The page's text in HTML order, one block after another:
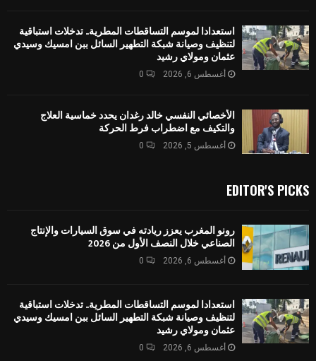
استعدادا لموسم التساقطات المطرية.. تدخلات استباقية
لتنظيف وصيانة شبكة التطهير السائل ببن امسيك وسيدي
عثمان ومولاي رشيد
أغسطس 6, 2026 0
الأخصائي النفسي خالد رغدان يحدد خماسية العلاج
والتكيف مع اضطراب فرط الحركة
أغسطس 5, 2026 0
EDITOR'S PICKS
رونو المغرب يعزز ريادته في سوق السيارات والإنتاج
الصناعي خلال النصف الأول من 2026
أغسطس 6, 2026 0
استعدادا لموسم التساقطات المطرية.. تدخلات استباقية
لتنظيف وصيانة شبكة التطهير السائل ببن امسيك وسيدي
عثمان ومولاي رشيد
أغسطس 6, 2026 0